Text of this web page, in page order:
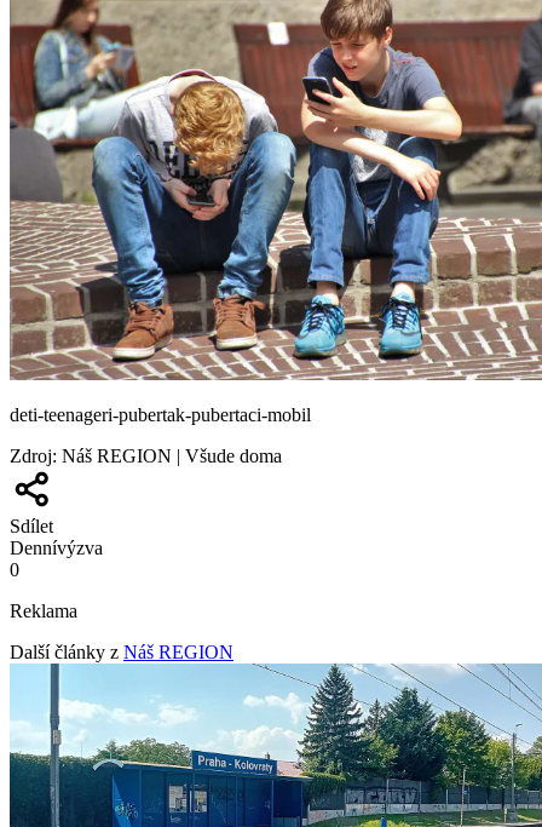
deti-teenageri-pubertak-pubertaci-mobil
Zdroj: Náš REGION | Všude doma
Sdílet
Dennívýzva
0
Reklama
Další články z Náš REGION